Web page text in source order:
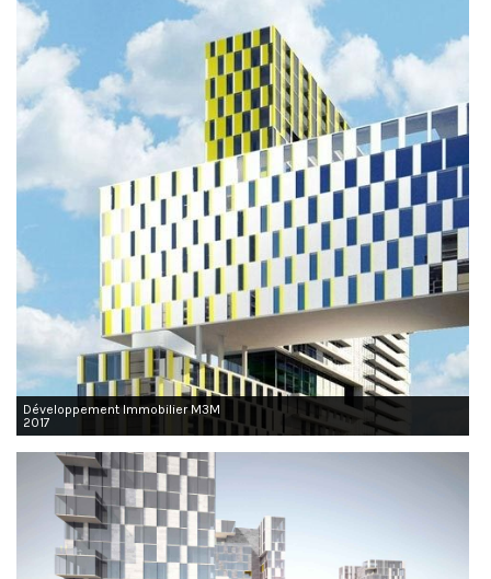
Développement Immobilier M3M
2017